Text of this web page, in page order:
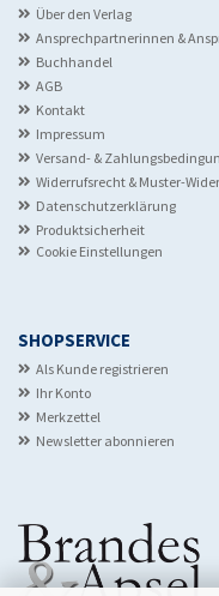
Über den Verlag
Ansprechpartnerinnen &
Buchhandel
AGB
Kontakt
Impressum
Versand- &
Widerrufsrecht & Muster-
Datenschutzerklärung
Produktsicherheit
Cookie Einstellungen
SHOPSERVICE
Als Kunde registrieren
Ihr Konto
Merkzettel
Newsletter abonnieren